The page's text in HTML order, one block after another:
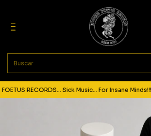
RECORDS... Sick Music... For Insane Minds!!!...